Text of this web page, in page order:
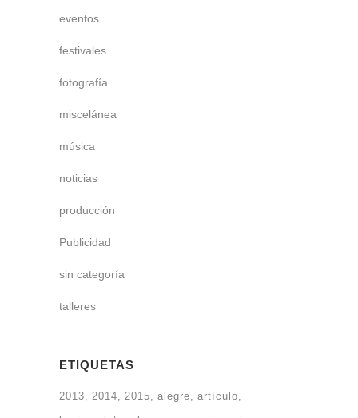
eventos
festivales
fotografía
miscelánea
música
noticias
producción
Publicidad
sin categoría
talleres
ETIQUETAS
2013 2014 2015 alegre
artículo